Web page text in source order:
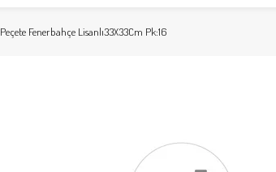
Peçete Fenerbahçe Lisanlı33X33Cm Pk:16